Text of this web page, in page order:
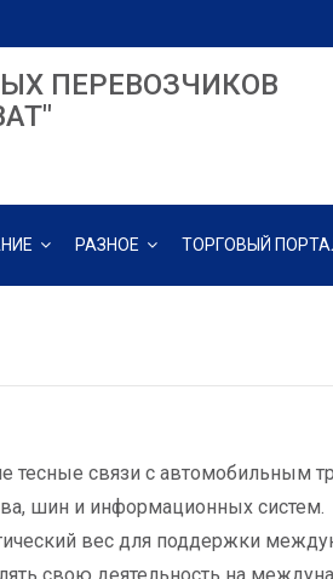
ПЕРЕВОЗЧИКОВ
РАЗНОЕ ТОРГОВЫЙ
связи с автомобильным
шин и информационных систем.
вес для поддержки